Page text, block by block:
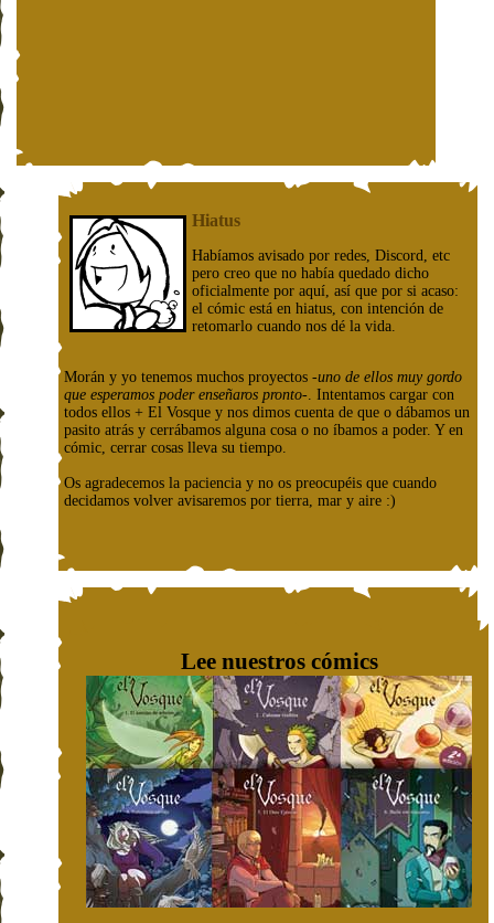
Hiatus
Habíamos avisado por redes, Discord, etc
pero creo que no había quedado dicho
oficialmente por aquí, así que por si acaso:
el cómic está en hiatus, con intención de
retomarlo cuando nos dé la vida.
Morán y yo tenemos muchos proyectos -uno de ellos muy gordo
que esperamos poder enseñaros pronto-. Intentamos cargar con
todos ellos + El Vosque y nos dimos cuenta de que o dábamos un
pasito atrás y cerrábamos alguna cosa o no íbamos a poder. Y en
cómic, cerrar cosas lleva su tiempo.
Os agradecemos la paciencia y no os preocupéis que cuando
decidamos volver avisaremos por tierra, mar y aire :)
Lee nuestros cómics